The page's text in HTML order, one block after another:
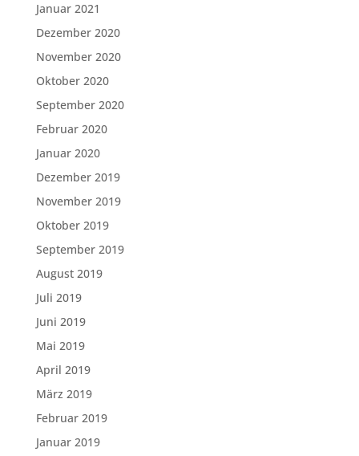
Januar 2021
Dezember 2020
November 2020
Oktober 2020
September 2020
Februar 2020
Januar 2020
Dezember 2019
November 2019
Oktober 2019
September 2019
August 2019
Juli 2019
Juni 2019
Mai 2019
April 2019
März 2019
Februar 2019
Januar 2019